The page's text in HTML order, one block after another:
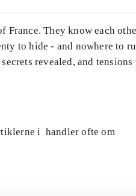
France. They know each
to hide - and nowhere to
revealed, and tensions
i handler ofte om